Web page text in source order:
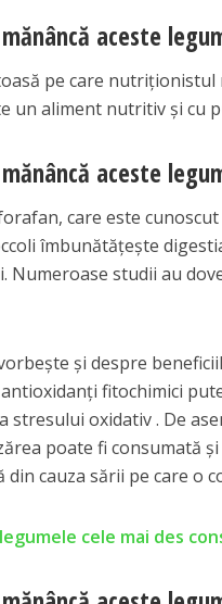
aceste
pe care
un aliment nutritiv și
aceste
care este
îmbunătățește
Numeroase studii au
și despre
fitochimici
oxidativ . De
poate fi consumată
din cauza sării pe care o
cele mai des